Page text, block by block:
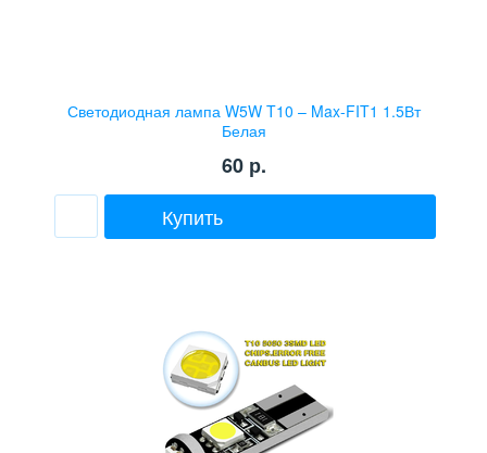
Светодиодная лампа W5W T10 – Max-FIT1 1.5Вт
Белая
60р.
Купить